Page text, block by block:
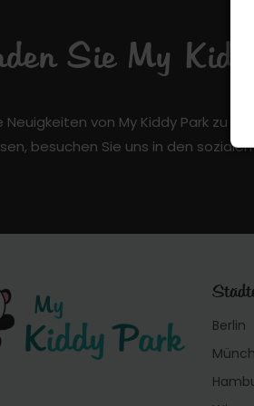
Sie My
Neuigkeiten von My Kiddy Park zu
besuchen Sie uns in den
Berlin